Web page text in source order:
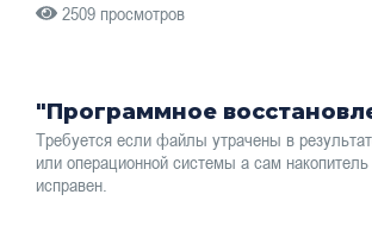
2509 просмотров
"Программное
Требуется если файлы утрачены в
или операционной системы а сам
исправен.